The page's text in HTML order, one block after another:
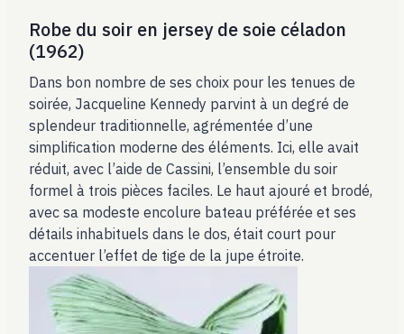
Robe du soir en jersey de soie céladon
(1962)
Dans bon nombre de ses choix pour les tenues de
soirée, Jacqueline Kennedy parvint à un degré de
splendeur traditionnelle, agrémentée d’une
simplification moderne des éléments. Ici, elle avait
réduit, avec l’aide de Cassini, l’ensemble du soir
formel à trois pièces faciles. Le haut ajouré et brodé,
avec sa modeste encolure bateau préférée et ses
détails inhabituels dans le dos, était court pour
accentuer l’effet de tige de la jupe étroite.